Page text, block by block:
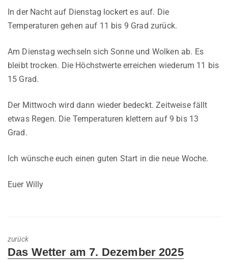
In der Nacht auf Dienstag lockert es auf. Die
Temperaturen gehen auf 11 bis 9 Grad zurück.
Am Dienstag wechseln sich Sonne und Wolken ab. Es
bleibt trocken. Die Höchstwerte erreichen wiederum 11 bis
15 Grad.
Der Mittwoch wird dann wieder bedeckt. Zeitweise fällt
etwas Regen. Die Temperaturen klettern auf 9 bis 13
Grad.
Ich wünsche euch einen guten Start in die neue Woche.
Euer Willy
zurück
Previous
Das Wetter am 7. Dezember 2025